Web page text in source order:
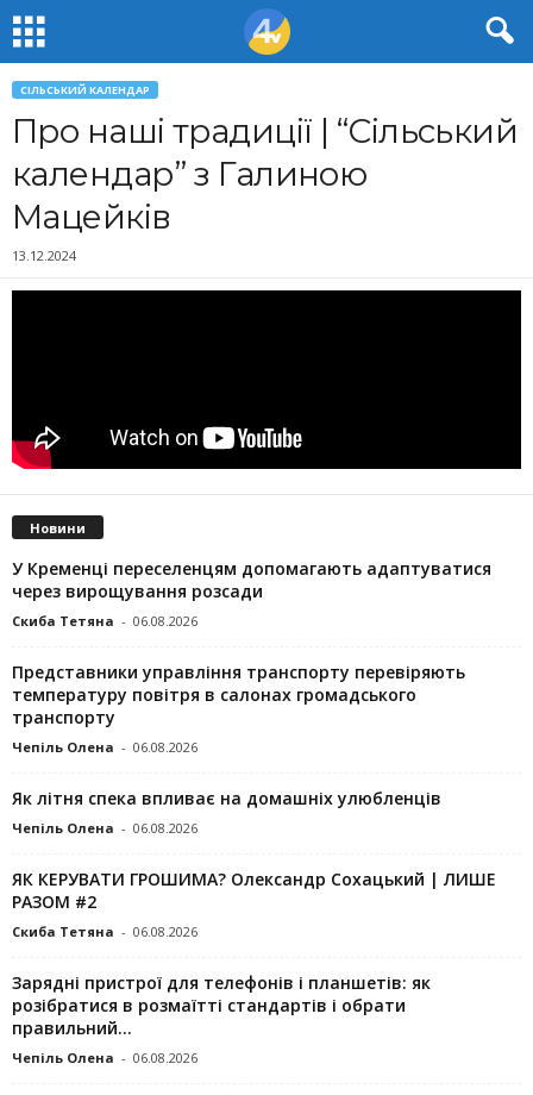
СІЛЬСЬКИЙ КАЛЕНДАР
Про наші традиції | “Сільський
календар” з Галиною
Мацейків
13.12.2024
Новини
У Кременці переселенцям допомагають адаптуватися
через вирощування розсади
Скиба Тетяна - 06.08.2026
Представники управління транспорту перевіряють
температуру повітря в салонах громадського
транспорту
Чепіль Олена - 06.08.2026
Як літня спека впливає на домашніх улюбленців
Чепіль Олена - 06.08.2026
ЯК КЕРУВАТИ ГРОШИМА? Олександр Сохацький | ЛИШЕ
РАЗОМ #2
Скиба Тетяна - 06.08.2026
Зарядні пристрої для телефонів і планшетів: як
розібратися в розмаїтті стандартів і обрати
правильний...
Чепіль Олена - 06.08.2026